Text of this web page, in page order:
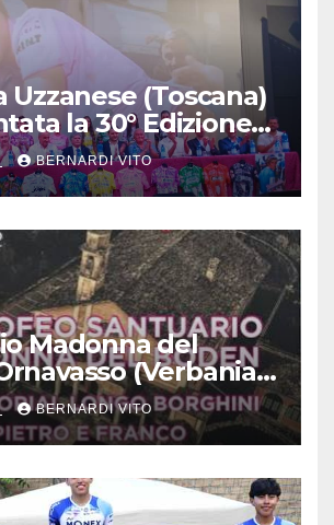
Uzzanese (Toscana)
la 30° Edizione
Toscana
: Si disputerà dal
2026
BERNARDI VITO
Madonna del
(Verbania)
Femminile : Sabato
il 7° Trofeo
Madonna del
le Esordienti,
Juniors
BERNARDI VITO